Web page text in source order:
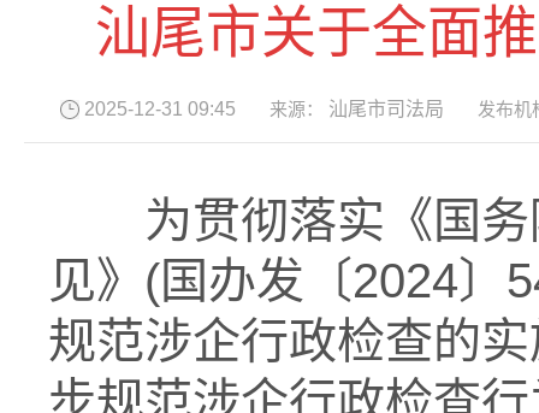
汕尾市关于全面
2025-12-31 09:45 来源： 汕尾市司法局 发布机
为贯彻落实《国
见》 (国办发〔2024〕
规范涉企行政检查的
步规范涉企行政检查